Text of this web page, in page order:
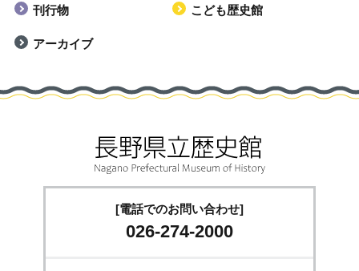
刊行物 こども歴史館
アーカイブ
[電話でのお問い合わせ]
026-274-2000